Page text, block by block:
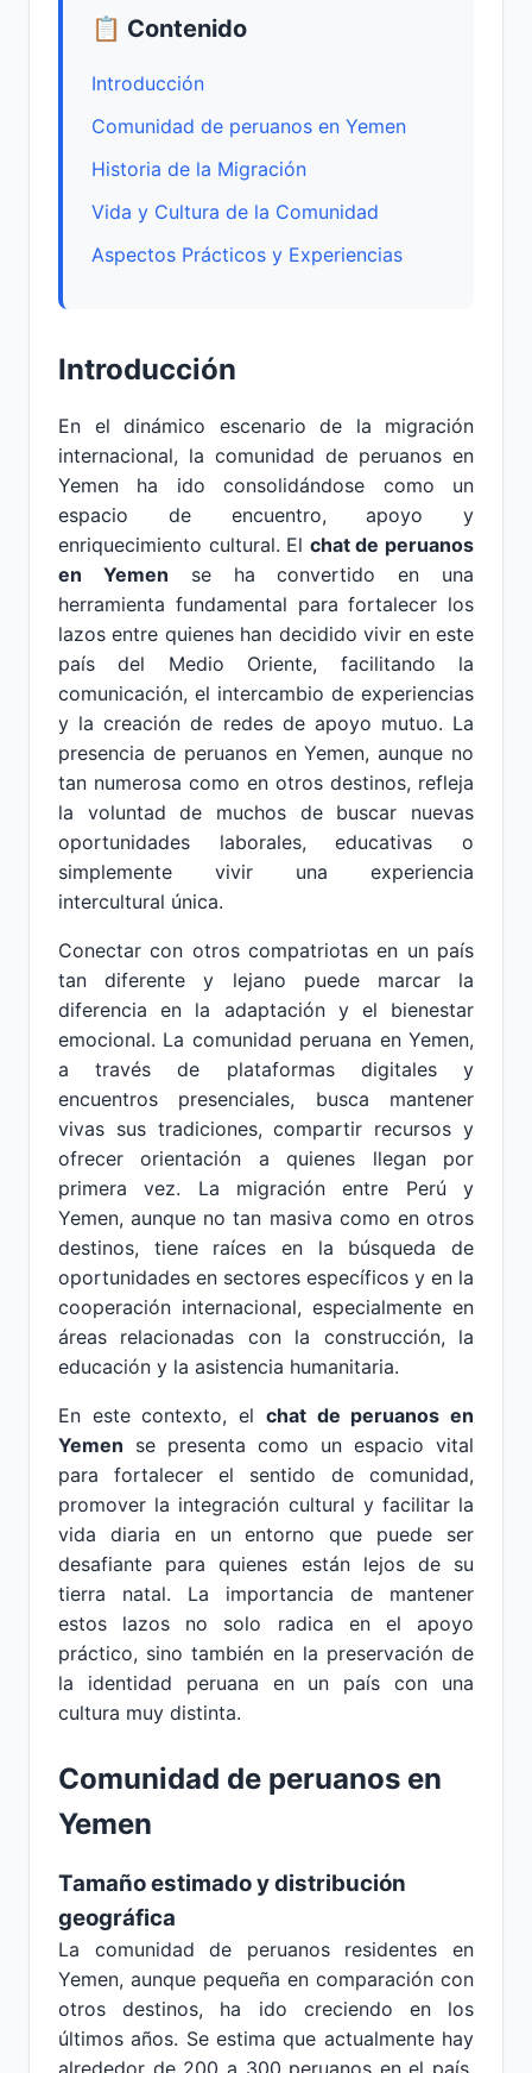
📋 Contenido
Introducción
Comunidad de peruanos en Yemen
Historia de la Migración
Vida y Cultura de la Comunidad
Aspectos Prácticos y Experiencias
Introducción
En el dinámico escenario de la migración
internacional, la comunidad de peruanos en
Yemen ha ido consolidándose como un
espacio de encuentro, apoyo y
enriquecimiento cultural. El chat de peruanos
en Yemen se ha convertido en una
herramienta fundamental para fortalecer los
lazos entre quienes han decidido vivir en este
país del Medio Oriente, facilitando la
comunicación, el intercambio de experiencias
y la creación de redes de apoyo mutuo. La
presencia de peruanos en Yemen, aunque no
tan numerosa como en otros destinos, refleja
la voluntad de muchos de buscar nuevas
oportunidades laborales, educativas o
simplemente vivir una experiencia
intercultural única.
Conectar con otros compatriotas en un país
tan diferente y lejano puede marcar la
diferencia en la adaptación y el bienestar
emocional. La comunidad peruana en Yemen,
a través de plataformas digitales y
encuentros presenciales, busca mantener
vivas sus tradiciones, compartir recursos y
ofrecer orientación a quienes llegan por
primera vez. La migración entre Perú y
Yemen, aunque no tan masiva como en otros
destinos, tiene raíces en la búsqueda de
oportunidades en sectores específicos y en la
cooperación internacional, especialmente en
áreas relacionadas con la construcción, la
educación y la asistencia humanitaria.
En este contexto, el chat de peruanos en
Yemen se presenta como un espacio vital
para fortalecer el sentido de comunidad,
promover la integración cultural y facilitar la
vida diaria en un entorno que puede ser
desafiante para quienes están lejos de su
tierra natal. La importancia de mantener
estos lazos no solo radica en el apoyo
práctico, sino también en la preservación de
la identidad peruana en un país con una
cultura muy distinta.
Comunidad de peruanos en
Yemen
Tamaño estimado y distribución
geográfica
La comunidad de peruanos residentes en
Yemen, aunque pequeña en comparación con
otros destinos, ha ido creciendo en los
últimos años. Se estima que actualmente hay
alrededor de 200 a 300 peruanos en el país,